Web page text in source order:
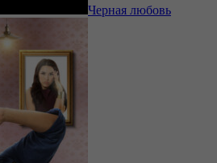
Черная любовь